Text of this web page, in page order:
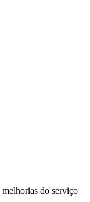
do serviço